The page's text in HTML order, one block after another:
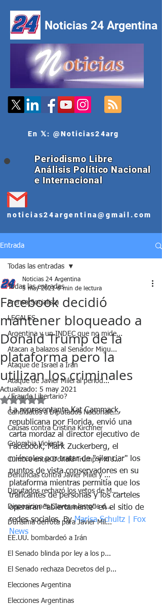
Noticias 24 Argentina
En 𝕏: @Noticias24arg
Periodismo Libre
Análisis Político Nacional
e Internacional
noticias24argentina@gmail.com
Entrada
Todas las entradas
Prensa Socialista
LEGALES
Argentina y un INDEC que no mide...
Atacan a balazos al Senador Migu...
Ataque de Israel a Irán
Ataque de Javier Milei al period...
¿Fraude Libertario?
Candidatos a Diputados Nacionale...
Causas contra Cristina Kirchner
Colombia Violenta
Cumbre entre Donald Trump y Xi J...
Denuncias contra Javier Milei y ...
Diputados rechazó los vetos de M...
Disposiciones Claves a las que d...
Durísima derrota para Javier Mil...
EE.UU. bombardeó a Irán
El Senado blinda por ley a los p...
El Senado rechaza Decretos del p...
Elecciones Argentina
Elecciones Argentinas
Todas las entradas
Facebook decidió
mantener bloqueado a
Donald Trump de la
plataforma pero la
utilizan los criminales
Noticias 24 Argentina
5 may 2021 6 min de lectura
Actualizado: 5 may 2021
Obtuvo NaN de 5 estrellas.
La representante Kat Cammack,
republicana por Florida, envió una
carta mordaz al director ejecutivo de
Facebook, Mark Zuckerberg, el
miércoles por tratar de "silenciar" los
puntos de vista conservadores en su
plataforma mientras permitía que los
traficantes de personas y los carteles
operaran "abiertamente" en el sitio de
redes sociales. By Marisa Schultz | Fox
News